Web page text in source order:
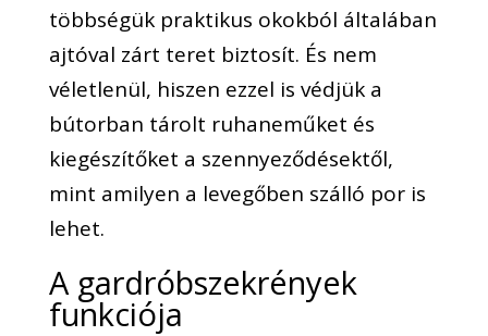
többségük praktikus okokból általában
ajtóval zárt teret biztosít. És nem
véletlenül, hiszen ezzel is védjük a
bútorban tárolt ruhaneműket és
kiegészítőket a szennyeződésektől,
mint amilyen a levegőben szálló por is
lehet.
A gardróbszekrények
funkciója